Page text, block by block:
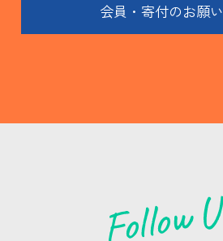
会員・寄付のお願い